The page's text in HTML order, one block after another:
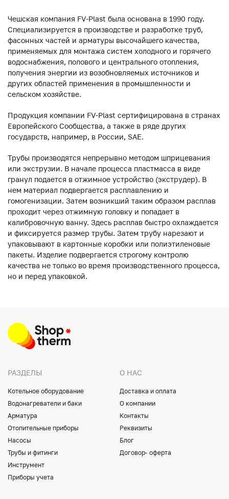
Чешская компания FV-Plast была основана в 1990 году.
Специализируется в производстве и разработке труб,
фасонных частей и арматуры высочайшего качества,
применяемых для монтажа систем холодного и горячего
водоснабжения, полового и центрального отопления,
получения энергии из возобновляемых источников и
других областей применения в промышленности и
сельском хозяйстве.
Продукция компании FV-Plast сертифицирована в странах
Европейского Сообщества, а также в ряде других
государств, например, в России, SAE.
Трубы производятся непрерывно методом шприцевания
или экструзии. В начале процесса пластмасса в виде
гранул подается в отжимное устройство (экструдер). В
нем материал подвергается расплавлению и
гомогенизации. Затем возникший таким образом расплав
проходит через отжимную головку и попадает в
калибровочную ванну. Здесь расплав быстро охлаждается
и фиксируется размер трубы. Затем трубу нарезают и
упаковывают в картонные коробки или полиэтиленовые
пакеты. Изделие подвергается строгому контролю
качества не только во время производственного процесса,
но и перед упаковкой.
РАЗДЕЛЫ
Котельное оборудование
Водонагреватели и баки
Арматура
Отопительные приборы
Насосы
Трубы и фитинги
Инструмент
Приборы учета
О НАС
Доставка и оплата
О компании
Контакты
Реквизиты
Блог
Договор- оферта